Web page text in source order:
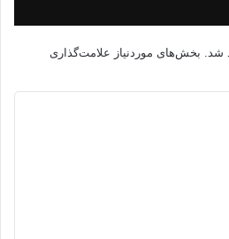
شد. بخش‌های موردنیاز علامت‌گذاری